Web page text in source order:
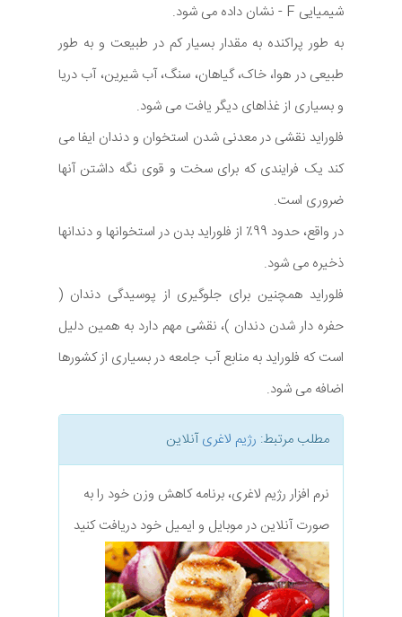
شیمیایی F - نشان داده می شود.
به طور پراکنده به مقدار بسیار کم در طبیعت و به طور
طبیعی در هوا، خاک، گیاهان، سنگ، آب شیرین، آب دریا
و بسیاری از غذاهای دیگر یافت می شود.
فلوراید نقشی در معدنی شدن استخوان و دندان ایفا می
کند یک فرایندی که برای سخت و قوی نگه داشتن آنها
ضروری است.
در واقع، حدود 99٪ از فلوراید بدن در استخوانها و دندانها
ذخیره می شود.
فلوراید همچنین برای جلوگیری از پوسیدگی دندان (
حفره دار شدن دندان )، نقشی مهم دارد به همین دلیل
است که فلوراید به منابع آب جامعه در بسیاری از کشورها
اضافه می شود.
مطلب مرتبط: رژیم لاغریآنلاین
نرم افزار رژیم لاغری، برنامه کاهش وزن خود را به
صورت آنلاین در موبایل و ایمیل خود دریافت کنید